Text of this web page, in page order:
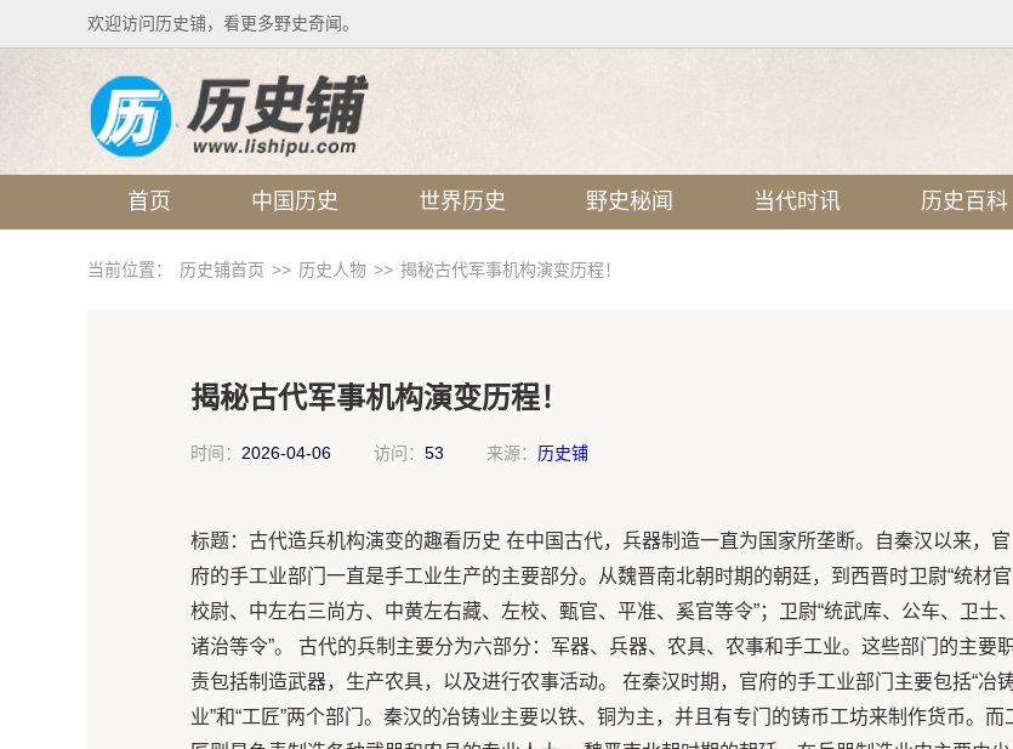
欢迎访问历史铺，看更多野史奇闻。
首页 中国历史 世界历史 野史秘闻 当代时讯 历史百科
当前位置： 历史铺首页 >> 历史人物 >> 揭秘古代军事机构演变历程！
揭秘古代军事机构演变历程！
时间： 2026-04-06 访问： 53 来源： 历史铺
标题：古代造兵机构演变的趣看历史 在中国古代，兵器制造一直为国家所垄断。自秦汉以来，官
府的手工业部门一直是手工业生产的主要部分。从魏晋南北朝时期的朝廷，到西晋时卫尉“统材官
校尉、中左右三尚方、中黄左右藏、左校、甄官、平准、奚官等令”；卫尉“统武库、公车、卫士、
诸治等令”。 古代的兵制主要分为六部分：军器、兵器、农具、农事和手工业。这些部门的主要
责包括制造武器，生产农具，以及进行农事活动。 在秦汉时期，官府的手工业部门主要包括“冶
业”和“工匠”两个部门。秦汉的冶铸业主要以铁、铜为主，并且有专门的铸币工坊来制作货币。而